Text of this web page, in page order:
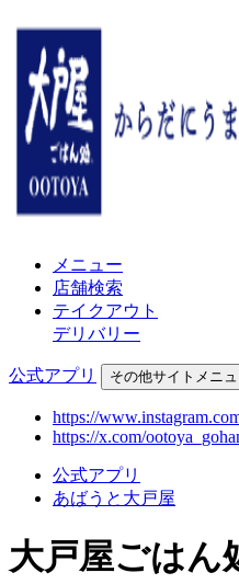
メニュー
店舗検索
テイクアウト
デリバリー
公式アプリ その他サイトメニ
https://
https://x.com/
公式アプリ
あばうと大戸屋
大戸屋ごはん